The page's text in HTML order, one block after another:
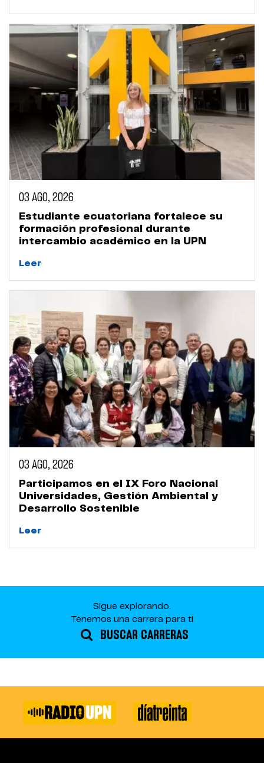
03 AGO, 2026
Estudiante ecuatoriana fortalece su
formación profesional durante
intercambio académico en la UPN
Leer
03 AGO, 2026
Participamos en el IX Foro Nacional
Universidades, Gestión Ambiental y
Desarrollo Sostenible
Leer
Sigue explorando.
Tenemos una carrera para ti
BUSCAR CARRERAS